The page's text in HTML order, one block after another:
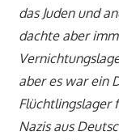
das Juden und
dachte aber
aber es war ein
Flüchtlingslager
Nazis aus